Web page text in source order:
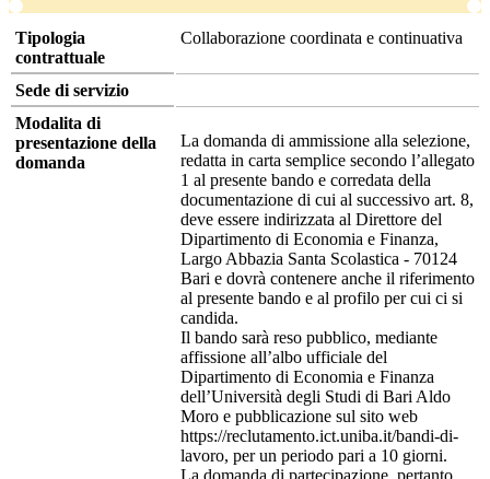
Tipologia
contrattuale
Collaborazione coordinata e continuativa
Sede di servizio
Modalita di
presentazione della
domanda
La domanda di ammissione alla selezione,
redatta in carta semplice secondo l’allegato
1 al presente bando e corredata della
documentazione di cui al successivo art. 8,
deve essere indirizzata al Direttore del
Dipartimento di Economia e Finanza,
Largo Abbazia Santa Scolastica - 70124
Bari e dovrà contenere anche il riferimento
al presente bando e al profilo per cui ci si
candida.
Il bando sarà reso pubblico, mediante
affissione all’albo ufficiale del
Dipartimento di Economia e Finanza
dell’Università degli Studi di Bari Aldo
Moro e pubblicazione sul sito web
https://reclutamento.ict.uniba.it/bandi-di-
lavoro, per un periodo pari a 10 giorni.